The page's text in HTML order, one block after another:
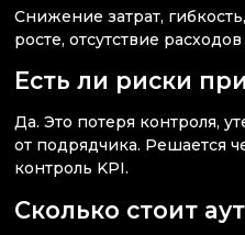
Снижение затрат,
росте, отсутствие
Есть ли риски
Да. Это потеря контроля,
от подрядчика. Решается
контроль KPI.
Сколько стоит